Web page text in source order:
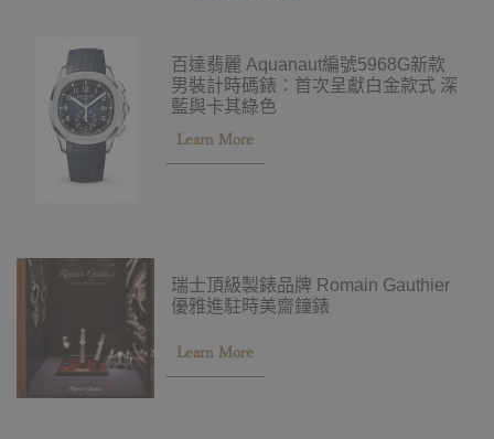
百達翡麗 Aquanaut編號5968G新款
男裝計時碼錶：首次呈獻白金款式 深
藍與卡其綠色
Learn More
瑞士頂級製錶品牌 Romain Gauthier
優雅進駐時美齋鐘錶
Learn More